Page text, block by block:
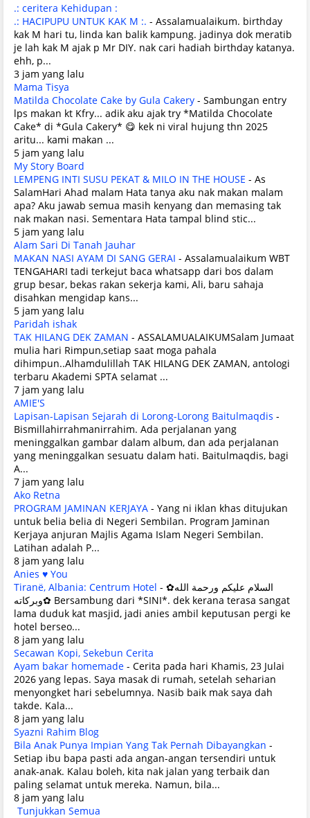
.: ceritera Kehidupan :
.: HACIPUPU UNTUK KAK M :. - Assalamualaikum. birthday
kak M hari tu, linda kan balik kampung. jadinya dok meratib
je lah kak M ajak p Mr DIY. nak cari hadiah birthday katanya.
ehh, p...
3 jam yang lalu
Mama Tisya
Matilda Chocolate Cake by Gula Cakery - Sambungan entry
lps makan kt Kfry... adik aku ajak try *Matilda Chocolate
Cake* di *Gula Cakery* 😋 kek ni viral hujung thn 2025
aritu... kami makan ...
5 jam yang lalu
My Story Board
LEMPENG INTI SUSU PEKAT & MILO IN THE HOUSE - As
SalamHari Ahad malam Hata tanya aku nak makan malam
apa? Aku jawab semua masih kenyang dan memasing tak
nak makan nasi. Sementara Hata tampal blind stic...
5 jam yang lalu
Alam Sari Di Tanah Jauhar
MAKAN NASI AYAM DI SANG GERAI - Assalamualaikum WBT
TENGAHARI tadi terkejut baca whatsapp dari bos dalam
grup besar, bekas rakan sekerja kami, Ali, baru sahaja
disahkan mengidap kans...
5 jam yang lalu
Paridah ishak
TAK HILANG DEK ZAMAN - ASSALAMUALAIKUMSalam Jumaat
mulia hari Rimpun,setiap saat moga pahala
dihimpun..Alhamdulillah TAK HILANG DEK ZAMAN, antologi
terbaru Akademi SPTA selamat ...
7 jam yang lalu
AMIE'S
Lapisan-Lapisan Sejarah di Lorong-Lorong Baitulmaqdis -
Bismillahirrahmanirrahim. Ada perjalanan yang
meninggalkan gambar dalam album, dan ada perjalanan
yang meninggalkan sesuatu dalam hati. Baitulmaqdis, bagi
A...
7 jam yang lalu
Ako Retna
PROGRAM JAMINAN KERJAYA - Yang ni iklan khas ditujukan
untuk belia belia di Negeri Sembilan. Program Jaminan
Kerjaya anjuran Majlis Agama Islam Negeri Sembilan.
Latihan adalah P...
8 jam yang lalu
Anies ♥ You
Tiranë, Albania: Centrum Hotel - ✿السلام عليكم ورحمة الله
وبركاته✿ Bersambung dari *SINI*. dek kerana terasa sangat
lama duduk kat masjid, jadi anies ambil keputusan pergi ke
hotel berseo...
8 jam yang lalu
Secawan Kopi, Sekebun Cerita
Ayam bakar homemade - Cerita pada hari Khamis, 23 Julai
2026 yang lepas. Saya masak di rumah, setelah seharian
menyongket hari sebelumnya. Nasib baik mak saya dah
takde. Kala...
8 jam yang lalu
Syazni Rahim Blog
Bila Anak Punya Impian Yang Tak Pernah Dibayangkan -
Setiap ibu bapa pasti ada angan-angan tersendiri untuk
anak-anak. Kalau boleh, kita nak jalan yang terbaik dan
paling selamat untuk mereka. Namun, bila...
8 jam yang lalu
Tunjukkan Semua